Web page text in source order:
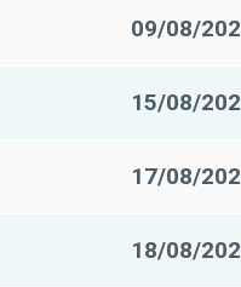
09/08/
15/08/
17/08/
18/08/